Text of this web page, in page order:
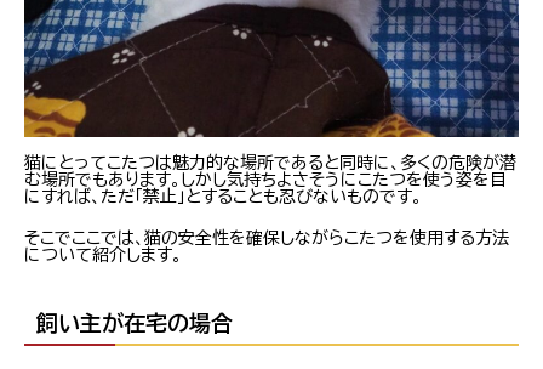
猫にとってこたつは魅力的な場所であると同時に、多くの危険が潜
む場所でもあります。しかし気持ちよさそうにこたつを使う姿を目
にすれば、ただ「禁止」とすることも忍びないものです。
そこでここでは、猫の安全性を確保しながらこたつを使用する方法
について紹介します。
飼い主が在宅の場合